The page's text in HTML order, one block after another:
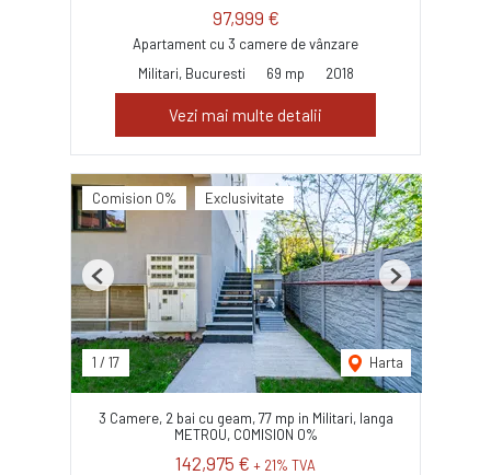
97,999 €
Apartament cu 3 camere de vânzare
Militari, Bucuresti
69 mp 2018
Vezi mai multe detalii
Comision 0% Exclusivitate
1 / 17 Harta
Previous Next
3 Camere, 2 bai cu geam, 77 mp in Militari, langa
METROU, COMISION 0%
142,975 € + 21% TVA